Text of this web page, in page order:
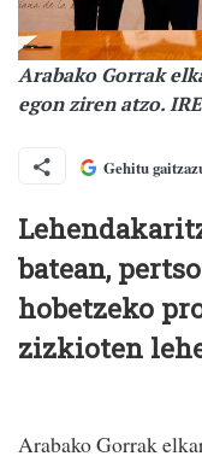
Arabako Gorrak
egon ziren atzo.
Gehitu
batean,
hobetzeko
zizkioten
Arabako Gorrak